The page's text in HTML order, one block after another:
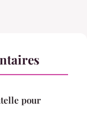
pour